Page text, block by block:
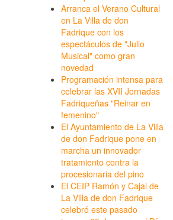
Arranca el Verano Cultural
en La Villa de don
Fadrique con los
espectáculos de "Julio
Musical" como gran
novedad
Programación intensa para
celebrar las XVII Jornadas
Fadriqueñas "Reinar en
femenino"
El Ayuntamiento de La Villa
de don Fadrique pone en
marcha un innovador
tratamiento contra la
procesionaria del pino
El CEIP Ramón y Cajal de
La Villa de don Fadrique
celebró este pasado